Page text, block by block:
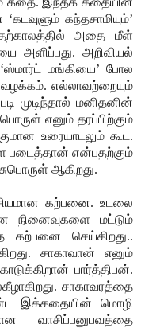
கந்தசாமியும்’
அதை மீள்
அளிப்பது. அறிவியல்
மங்கியை’ போல
எல்லாவற்றையும்
முடிந்தால் மனிதனின்
எனும் தரப்பிற்கும்
உரையாடலும் கூட.
படைத்தான் என்பதற்கும்
ஆகிறது.
கற்பனை. உடலை
நினைவுகளை மட்டும்
செய்கிறது..
சாகாவான் எனும்
பார்த்திபன்.
சாகாவரத்தை
இக்கதையின் மொழி
வாசிப்பனுபவத்தை